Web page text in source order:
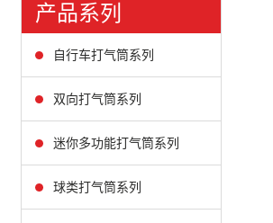
产品系列
自行车打气筒系列
双向打气筒系列
迷你多功能打气筒系列
球类打气筒系列